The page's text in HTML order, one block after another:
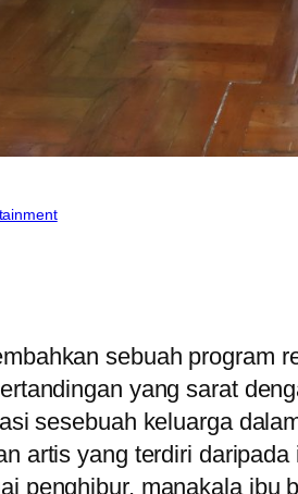
sebuah program
yang sarat
sesebuah keluarga
artis yang terdiri
penghibur, manakala ibu